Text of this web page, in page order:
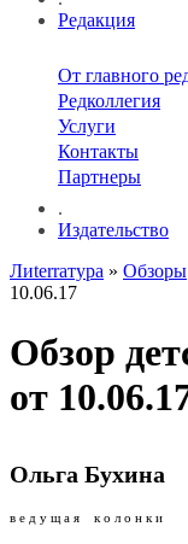
Редакция
От главного
Редколлегия
Услуги
Контакты
Партнеры
.
Издательство
Лиterraтура » Обзоры
10.06.17
Обзор
от
Ольга Бухина
в е д у щ а я к о л о н к и